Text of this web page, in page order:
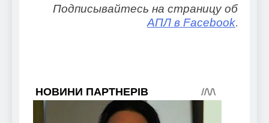
Подписывайтесь на страницу об
АПЛ в Facebook.